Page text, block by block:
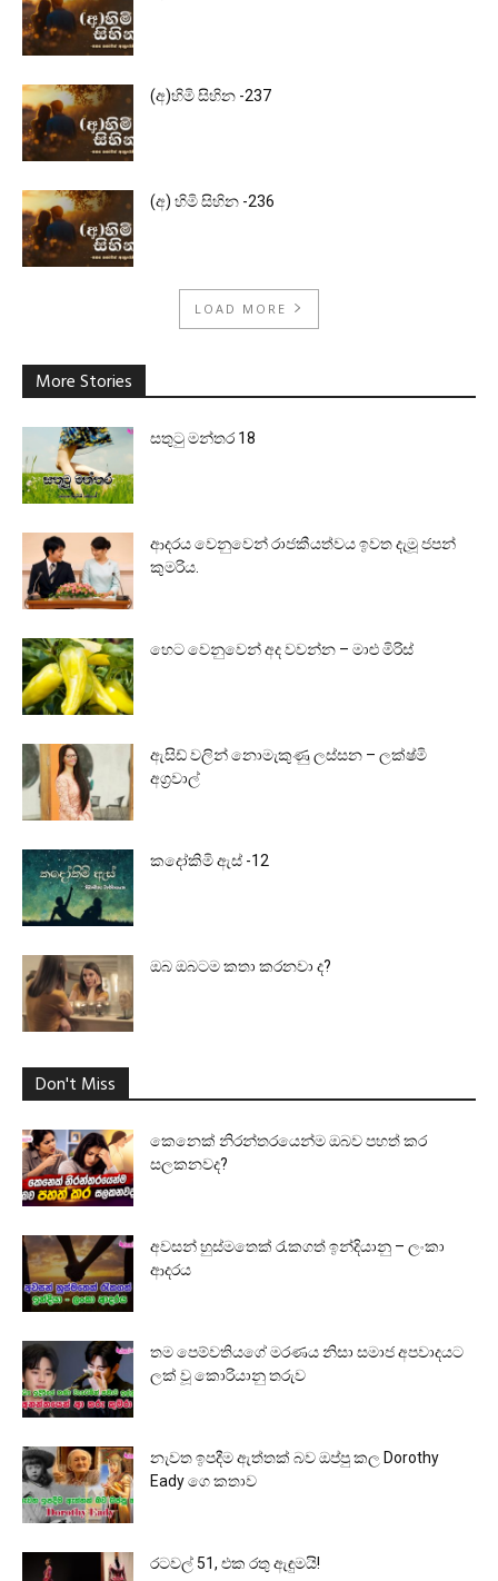
(අ)හිමි සිහින -237
(අ) හිමි සිහින -236
LOAD MORE
More Stories
සතුටු මන්තර 18
ආදරය වෙනුවෙන් රාජකීයත්වය ඉවත දැමූ ජපන්
කුමරිය.
හෙට වෙනුවෙන් අද වවන්න – මාළු මිරිස්
ඇසිඩ් වලින් නොමැකුණු ලස්සන – ලක්ෂ්මි
අග්‍රවාල්
කදෝකිමි ඇස් -12
ඔබ ඔබටම කතා කරනවා ද?
Don't Miss
කෙනෙක් නිරන්තරයෙන්ම ඔබව පහත් කර
සලකනවද?
අවසන් හුස්මතෙක් රැකගත් ඉන්දියානු – ලංකා
ආදරය
තම පෙම්වතියගේ මරණය නිසා සමාජ අපවාදයට
ලක් වූ කොරියානු තරුව
නැවත ඉපදීම ඇත්තක් බව ඔප්පු කල Dorothy
Eady ගෙ කතාව
රටවල් 51, එක රතු ඇඳුමයි!